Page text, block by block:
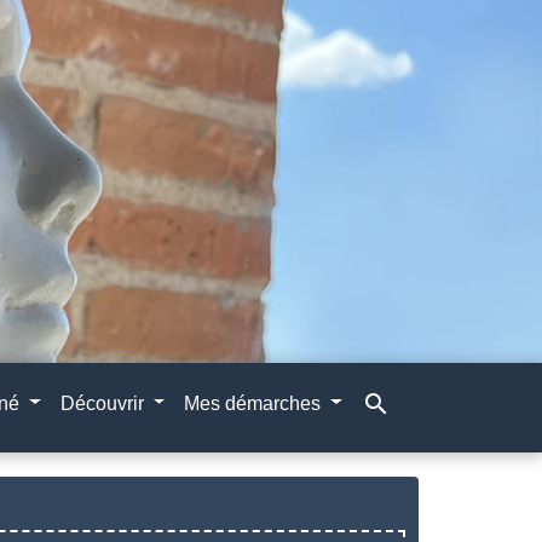
Découvrir Mes démarches search